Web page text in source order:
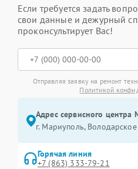
Если требуется задать
свои данные и дежурный
проконсультирует Вас!
Отправляя заявку на ремонт
Политикой
Адрес сервисного центра
г. Мариуполь,
Горячая линия
+7 (863) 333-79-21